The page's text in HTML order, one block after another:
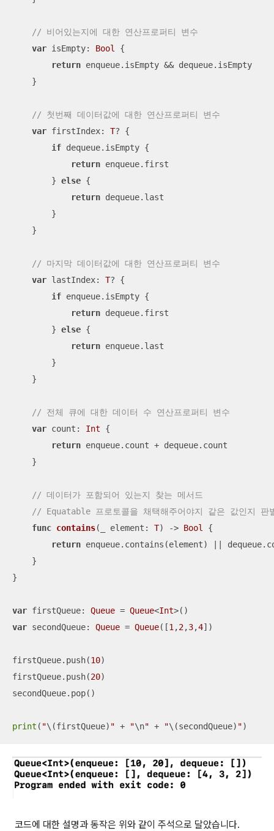
// 비어있는지에 대한 연산프로퍼티 변수
var isEmpty: Bool
{
return enqueue.isEmpty && dequeue.isEmpty
    }
// 첫번째 데이터값에 대한 연산프로퍼티 변수
var firstIndex: T? {
if dequeue.isEmpty {
return enqueue.first
        }
else {
return dequeue.last
        }
    }
// 마지막 데이터값에 대한 연산프로퍼티 변수
var lastIndex: T? {
if enqueue.isEmpty {
return dequeue.first
        }
else {
return enqueue.last
        }
    }
// 전체 큐에 대한 데이터 수 연산프로퍼티 변수
var count: Int {
return enqueue.count + dequeue.count
    }
// 데이터가 포함되어 있는지 찾는 메서드
// Equatable 프로토콜을 채택해주어야지 같은 값인지
func contains( element : T) -> Bool
{
return enqueue.contains(element)
    }
}
var firstQueue: Queue = Queue<Int
var secondQueue: Queue = Queue([1 ,2,3,4])
firstQueue.push(10)
firstQueue.push(20)
secondQueue.pop()
print ( "\(firstQueue) " + "\n" + "\(secondQueue) ")
코드에 대한 설명과 동작은 위와 같이 주석으로 달았습니다.